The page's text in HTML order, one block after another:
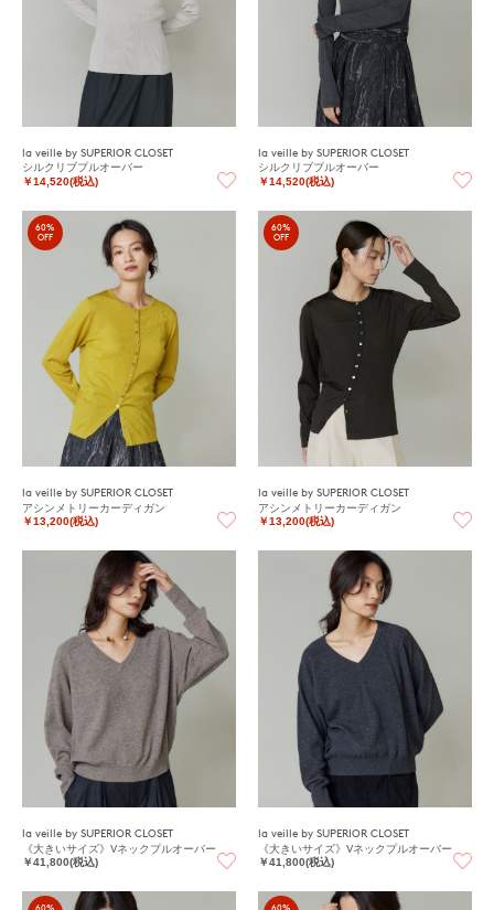
la veille by SUPERIOR CLOSET
シルクリブプルオーバー
￥14,520(税込)
la veille by SUPERIOR CLOSET
シルクリブプルオーバー
￥14,520(税込)
60%
OFF
la veille by SUPERIOR CLOSET
アシンメトリーカーディガン
￥13,200(税込)
60%
OFF
la veille by SUPERIOR CLOSET
アシンメトリーカーディガン
￥13,200(税込)
la veille by SUPERIOR CLOSET
《大きいサイズ》Vネックプルオーバー
￥41,800(税込)
la veille by SUPERIOR CLOSET
《大きいサイズ》Vネックプルオーバー
￥41,800(税込)